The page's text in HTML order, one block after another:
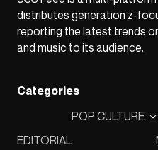
distributes generation z-
reporting the latest trends
and music to its audience.
Categories
EDITORIAL
POP CULTURE